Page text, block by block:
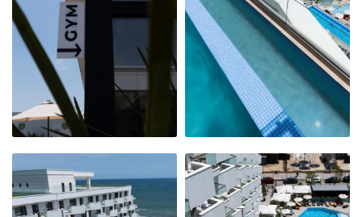
NOASTRĂ CĂTRE
MAREA NEAGRĂ
NOASTRĂ CĂTRE
MAREA NEAGRĂ
PISCINA INFINITY
PISCINA INFINITY